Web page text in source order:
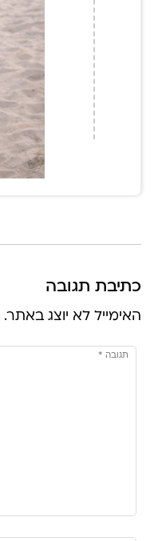
כתיבת תגובה
האימייל לא יוצג באתר.
תגובה *